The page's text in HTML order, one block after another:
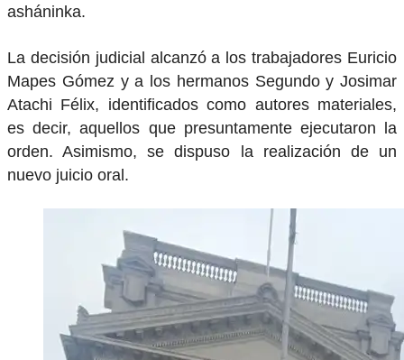
asháninka.
La decisión judicial alcanzó a los trabajadores Euricio
Mapes Gómez y a los hermanos Segundo y Josimar
Atachi Félix, identificados como autores materiales,
es decir, aquellos que presuntamente ejecutaron la
orden. Asimismo, se dispuso la realización de un
nuevo juicio oral.